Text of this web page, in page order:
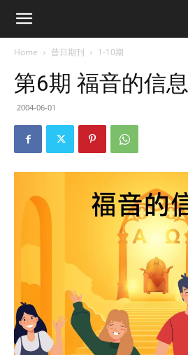
Home 昔日期刊 1-10期
第6期 福音的信息
2004-06-01